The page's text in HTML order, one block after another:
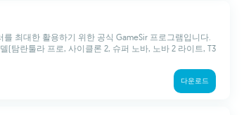
최대한 활용하기 위한 공식 GameSir 프로그램입니다.
(탐란툴라 프로, 사이클론 2, 슈퍼 노바, 노바 2 라이트, T3
다운로드